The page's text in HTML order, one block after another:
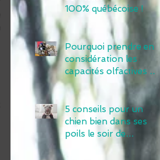
100% québécoise !
Pourquoi prendre en
considération les
capacités olfactives de
notre chien dans son
éducation ?
5 conseils pour un
chien bien dans ses
poils le soir de
l’Halloween